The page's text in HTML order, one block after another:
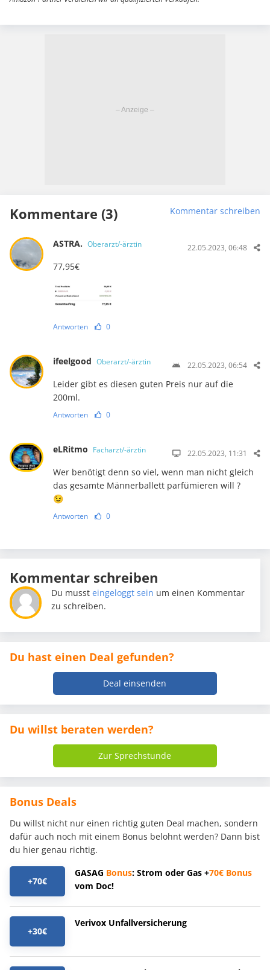
Kommentare (3) Kommentar schreiben
ASTRA. Oberarzt/-ärztin 22.05.2023, 06:48
77,95€
Antworten 0
ifeelgood Oberarzt/-ärztin 22.05.2023, 06:54
Leider gibt es diesen guten Preis nur auf die
200ml.
Antworten 0
eLRitmo Facharzt/-ärztin 22.05.2023, 11:31
Wer benötigt denn so viel, wenn man nicht gleich
das gesamte Männerballett parfümieren will ?
😉
Antworten 0
Kommentar schreiben
Du mussteingeloggt sein um einen Kommentar
zu schreiben.
Du hast einen Deal gefunden?
Deal einsenden
Du willst beraten werden?
Zur Sprechstunde
Bonus Deals
Du willst nicht nur einen richtig guten Deal machen, sondern
dafür auch noch mit einem Bonus belohnt werden? Dann bist
du hier genau richtig.
+70€
GASAG Bonus: Strom oder Gas +70€ Bonus
vom Doc!
+30€
Verivox Unfallversicherung